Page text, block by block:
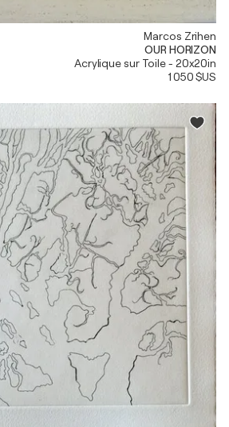
Marcos Zrihen
OUR HORIZON
Acrylique sur Toile - 20x20in
1 050 $US